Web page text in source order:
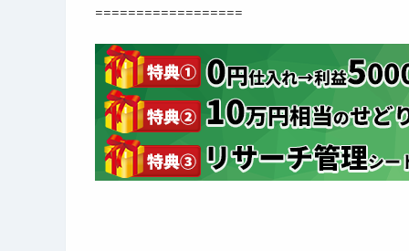
==================